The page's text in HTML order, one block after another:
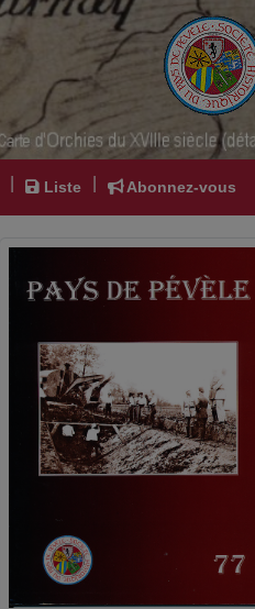
Liste Abonnez-vous